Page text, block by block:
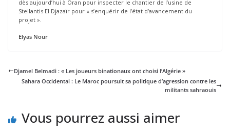
dès aujourd’hui à Oran pour inspecter le chantier de l’usine de
Stellantis El Djazaïr pour « s’enquérir de l’état d’avancement du
projet ».
Elyas Nour
Djamel Belmadi : « Les joueurs binationaux ont choisi l’Algérie »
Sahara Occidental : Le Maroc poursuit sa politique d’agression contre les
militants sahraouis
Vous pourrez aussi aimer